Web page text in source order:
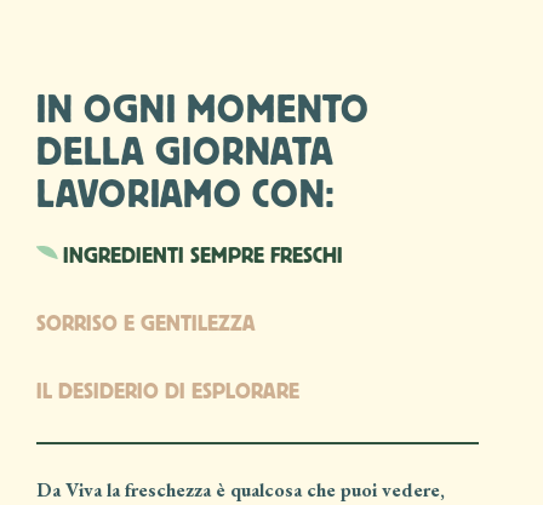
IN OGNI MOMENTO
DELLA GIORNATA
LAVORIAMO CON:
INGREDIENTI SEMPRE FRESCHI
SORRISO E GENTILEZZA
IL DESIDERIO DI ESPLORARE
Da Viva la freschezza è qualcosa che puoi vedere,